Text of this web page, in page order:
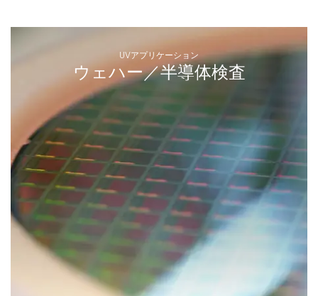
UVアプリケーション
ウェハー／半導体検査